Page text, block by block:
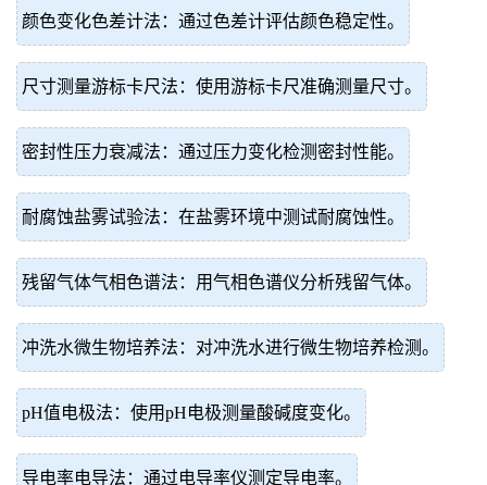
颜色变化色差计法：通过色差计评估颜色稳定性。
尺寸测量游标卡尺法：使用游标卡尺准确测量尺寸。
密封性压力衰减法：通过压力变化检测密封性能。
耐腐蚀盐雾试验法：在盐雾环境中测试耐腐蚀性。
残留气体气相色谱法：用气相色谱仪分析残留气体。
冲洗水微生物培养法：对冲洗水进行微生物培养检测。
pH值电极法：使用pH电极测量酸碱度变化。
导电率电导法：通过电导率仪测定导电率。